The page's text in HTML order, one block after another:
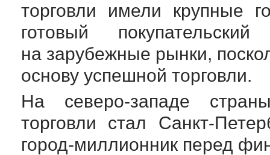
торговли имели крупные
готовый
на зарубежные рынки,
основу успешной торговли.
На северо-западе
торговли стал Санкт-
город-миллионникперед